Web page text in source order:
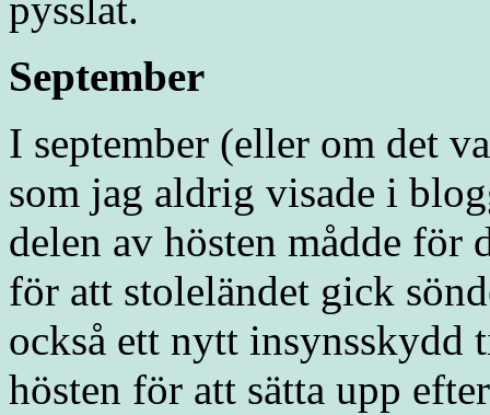
pysslat.
September
I september (eller om det
som jag aldrig visade i
delen av hösten mådde för
för att stoleländet gick
också ett nytt insynsskydd
hösten för att sätta upp